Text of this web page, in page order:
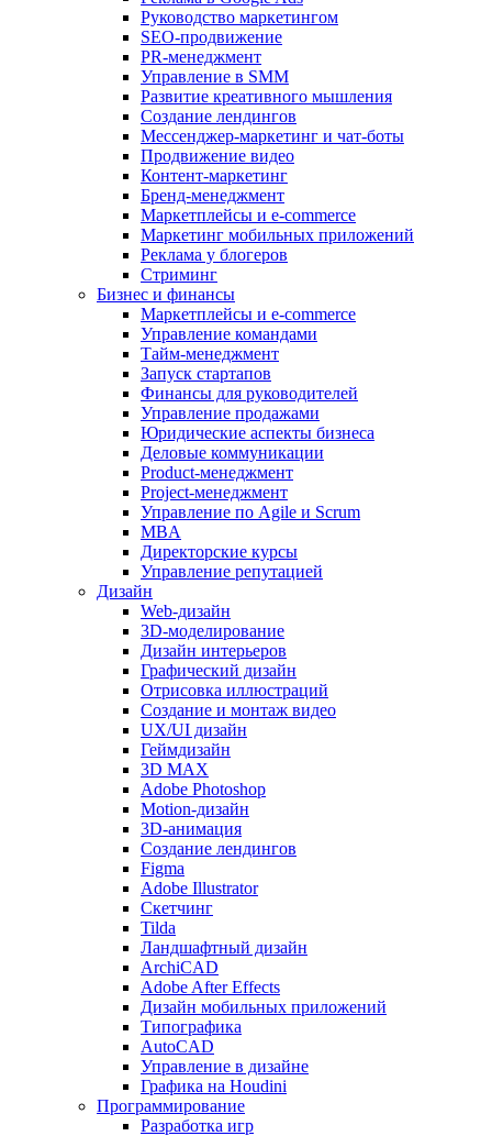
Руководство маркетингом
SEO-продвижение
PR-менеджмент
Управление в SMM
Развитие креативного мышления
Создание лендингов
Мессенджер-маркетинг и чат-боты
Продвижение видео
Контент-маркетинг
Бренд-менеджмент
Маркетплейсы и e-commerce
Маркетинг мобильных приложений
Реклама у блогеров
Стриминг
Бизнес и финансы
Маркетплейсы и e-commerce
Управление командами
Тайм-менеджмент
Запуск стартапов
Финансы для руководителей
Управление продажами
Юридические аспекты бизнеса
Деловые коммуникации
Product-менеджмент
Project-менеджмент
Управление по Agile и Scrum
MBA
Директорские курсы
Управление репутацией
Дизайн
Web-дизайн
3D-моделирование
Дизайн интерьеров
Графический дизайн
Отрисовка иллюстраций
Создание и монтаж видео
UX/UI дизайн
Геймдизайн
3D MAX
Adobe Photoshop
Motion-дизайн
3D-анимация
Создание лендингов
Figma
Adobe Illustrator
Скетчинг
Tilda
Ландшафтный дизайн
ArchiCAD
Adobe After Effects
Дизайн мобильных приложений
Типографика
AutoCAD
Управление в дизайне
Графика на Houdini
Программирование
Разработка игр